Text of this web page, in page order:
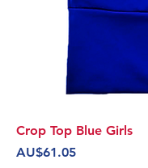
Crop Top Blue Girls
價格
AU$61.05